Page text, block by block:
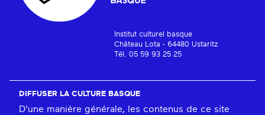
Institut culturel basque
Château Lota - 64480 Ustaritz
Tél. 05 59 93 25 25
DIFFUSER LA CULTURE BASQUE
D'une manière générale, les contenus de ce site